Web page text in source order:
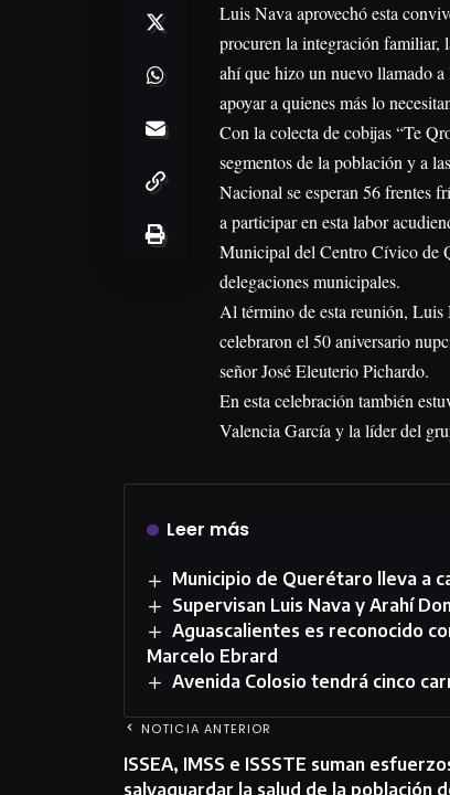
Luis Nava aprovechó esta
procuren la integración familiar,
ahí que hizo un nuevo llamado
apoyar a quienes más lo
Con la colecta de cobijas “Te
segmentos de la población y a
Nacional se esperan 56 frentes
a participar en esta labor
Municipal del Centro Cívico de
delegaciones municipales.
Al término de esta reunión,
celebraron el 50 aniversario
señor José Eleuterio Pichardo.
En esta celebración también
Valencia García y la líder del
Leer más
Municipio de Querétaro lleva a
Supervisan Luis Nava y Arahí
Aguascalientes es reconocido
Marcelo Ebrard
Avenida Colosio tendrá cinco
NOTICIA ANTERIOR
ISSEA, IMSS e ISSSTE suman
salvaguardar la salud de la población